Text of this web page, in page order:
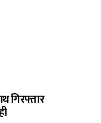
गिरफ्तार